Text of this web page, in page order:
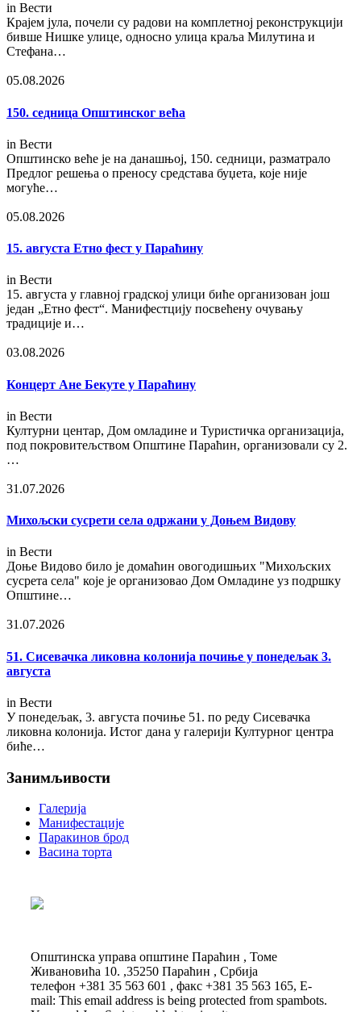
in Вести
Крајем јула, почели су радови на комплетној реконструкцији
бивше Нишке улице, односно улица краља Милутина и
Стефана…
05.08.2026
150. седница Општинског већа
in Вести
Општинско веће је на данашњој, 150. седници, разматрало
Предлог решења о преносу средстава буџета, које није
могуће…
05.08.2026
15. августа Етно фест у Параћину
in Вести
15. августа у главној градској улици биће организован још
један „Етно фест“. Манифестцију посвећену очувању
традиције и…
03.08.2026
Концерт Ане Бекуте у Параћину
in Вести
Културни центар, Дом омладине и Туристичка организација,
под покровитељством Општине Параћин, организовали су 2.
…
31.07.2026
Михољски сусрети села одржани у Доњем Видову
in Вести
Доње Видово било је домаћин овогодишњих "Михољских
сусрета села" које је организовао Дом Омладине уз подршку
Општине…
31.07.2026
51. Сисевачка ликовна колонија почиње у понедељак 3.
августа
in Вести
У понедељак, 3. августа почиње 51. по реду Сисевачка
ликовна колонија. Истог дана у галерији Културног центра
биће…
Занимљивости
Галерија
Манифестације
Паракинов брод
Васина торта
Општинска управа општине Параћин , Томе
Живановића 10. ,35250 Параћин , Србија
телефон +381 35 563 601 , факс +381 35 563 165, E-
mail: This email address is being protected from spambots.